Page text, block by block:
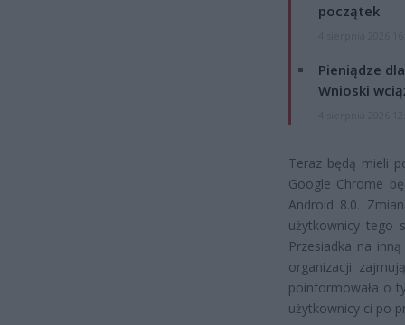
początek
Pieniądze
Wnioski
Teraz będą mieli
Google Chrome
Android 8.0.
użytkownicy tego
Przesiadka na
organizacji
poinformowała o
użytkownicy ci po